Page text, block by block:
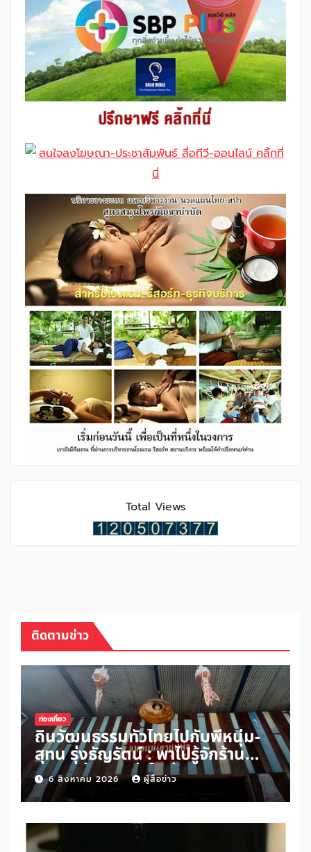
Total Views
ติดตามข่าว
ท่องเที่ยว
ถิ่นวัฒนธรรมทั่วไทยไปกับพี่หนุ่ม-
สุทน รุ่งธัญรัตน์ : พาไปรู้จักร้าน
ขนมแม่กาแฟพ่อในย่านสวนเกษตร
อำเภออัมพวา จังหวัดสมุทรสงคราม
6 สิงหาคม 2026 ผู้สื่อข่าว